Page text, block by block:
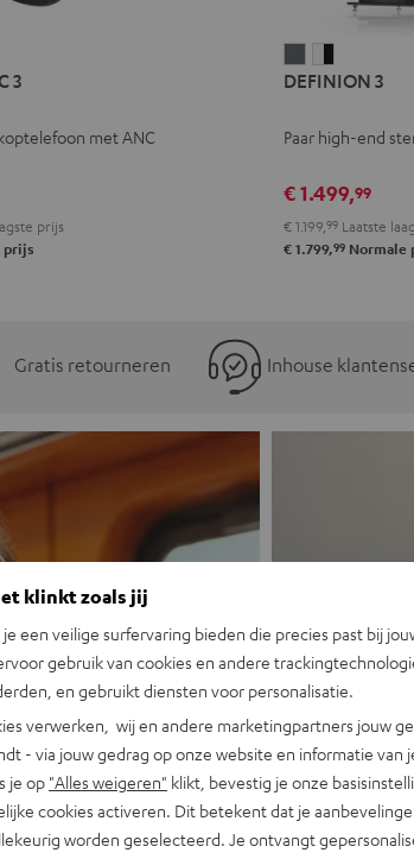
3
met ANC
prijs
prijs
3
3
DEFINION 3
Paar high-end
€ 1.499,99
€ 1.199, 99 Laatste
€ 1.799,99 Normale
Gratis retourneren Inhouse
klinkt zoals jij
je een veilige surfervaring bieden die precies past bij
gebruik van cookies en andere
en gebruikt diensten voor personalisatie.
verwerken, wij en andere marketingpartners jouw
- via jouw gedrag op onze website en informatie van
je op "Alles weigeren" klikt, bevestig je onze
cookies activeren. Dit betekent dat je
worden geselecteerd. Je ontvangt